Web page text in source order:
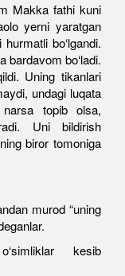
Makka fathi kuni
yerni yaratgan
hurmatli bo‘lgandi.
bardavom bo‘ladi.
Uning tikanlari
undagi luqata
narsa topib olsa,
Uni bildirish
biror tomoniga
murod “uning
kesib